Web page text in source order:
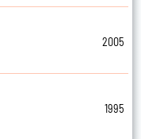
2005
1995